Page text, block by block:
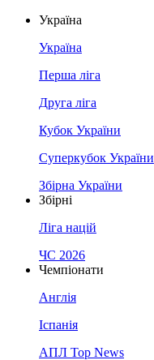
Україна
Україна
Перша ліга
Друга ліга
Кубок України
Суперкубок України
Збірна України
Збірні
Ліга націй
ЧС 2026
Чемпіонати
Англія
Іспанія
АПЛ Top News